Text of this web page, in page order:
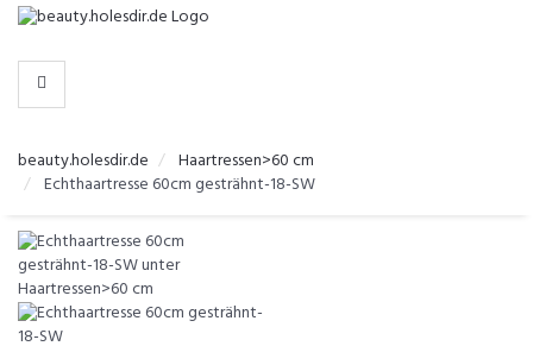
-
KATEGORIEN
beauty.holesdir.de
Haartressen>60 cm
Echthaartresse 60cm gesträhnt-18-SW